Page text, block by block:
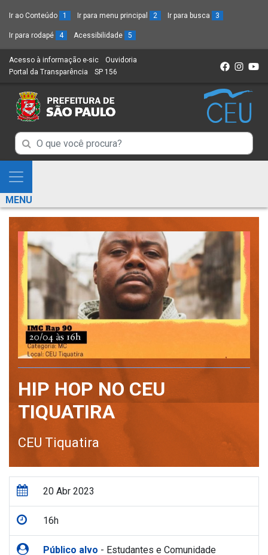
Ir ao Conteúdo 1 Ir para menu principal 2 Ir para busca 3
Ir para rodapé 4 Acessibilidade 5
Acesso à informação e-sic (Link
para
novo
sítio)
Ouvidoria
Portal da Transparência (Link
um
novo
SP 156
Campo
de
Busca
de
informações
Campo
de
de
informações
Mostra
e
Esconde
Menu
MENU
HIP HOP NO CEU
TIQUATIRA
CEU Tiquatira
20 Abr 2023
16h
Público alvo - Estudantes e Comunidade